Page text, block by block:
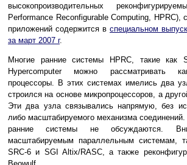
высокопроизводительных
Performance Reconfigurable Computing, HPRC),
приложений содержится в специальном
за март 2007 г.
Многие ранние системы HPRC, такие как
Hypercomputer можно рассматривать
процессоры. В этих системах имелись два
строился на основе микропроцессоров, а
Эти два узла связывались напрямую, без
либо масштабируемого механизма
ранние системы не обсуждаются.
масштабируемым параллельным системам,
SRC-6 и SGI Altix/RASC, а также